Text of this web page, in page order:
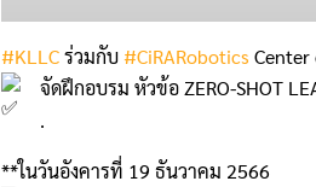
#KLLCร่วมกับ#CiRARobotics
จัดฝึกอบรม หัวข้อ ZERO-SHOT
.
**ในวันอังคารที่ 19 ธันวาคม 2566